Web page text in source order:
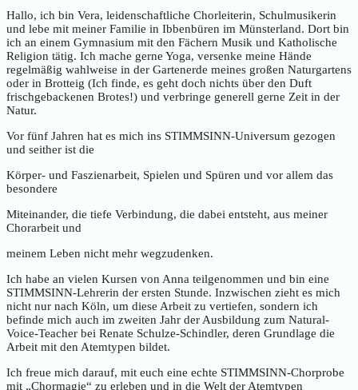
Hallo, ich bin Vera, leidenschaftliche Chorleiterin, Schulmusikerin
und lebe mit meiner Familie in Ibbenbüren im Münsterland. Dort bin
ich an einem Gymnasium mit den Fächern Musik und Katholische
Religion tätig. Ich mache gerne Yoga, versenke meine Hände
regelmäßig wahlweise in der Gartenerde meines großen Naturgartens
oder in Brotteig (Ich finde, es geht doch nichts über den Duft
frischgebackenen Brotes!) und verbringe generell gerne Zeit in der
Natur.
Vor fünf Jahren hat es mich ins STIMMSINN-Universum gezogen
und seither ist die
Körper- und Faszienarbeit, Spielen und Spüren und vor allem das
besondere
Miteinander, die tiefe Verbindung, die dabei entsteht, aus meiner
Chorarbeit und
meinem Leben nicht mehr wegzudenken.
Ich habe an vielen Kursen von Anna teilgenommen und bin eine
STIMMSINN-Lehrerin der ersten Stunde. Inzwischen zieht es mich
nicht nur nach Köln, um diese Arbeit zu vertiefen, sondern ich
befinde mich auch im zweiten Jahr der Ausbildung zum Natural-
Voice-Teacher bei Renate Schulze-Schindler, deren Grundlage die
Arbeit mit den Atemtypen bildet.
Ich freue mich darauf, mit euch eine echte STIMMSINN-Chorprobe
mit „Chormagie“ zu erleben und in die Welt der Atemtypen